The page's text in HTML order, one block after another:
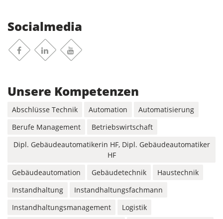
Socialmedia
FacebookLinkedinYoutube
Unsere Kompetenzen
Abschlüsse Technik Automation
Automatisierung
Berufe Management
Betriebswirtschaft
Dipl. Gebäudeautomatikerin HF, Dipl. Gebäudeautomatiker
HF
Gebäudeautomation
Gebäudetechnik
Haustechnik
Instandhaltung
Instandhaltungsfachmann
Instandhaltungsmanagement
Logistik